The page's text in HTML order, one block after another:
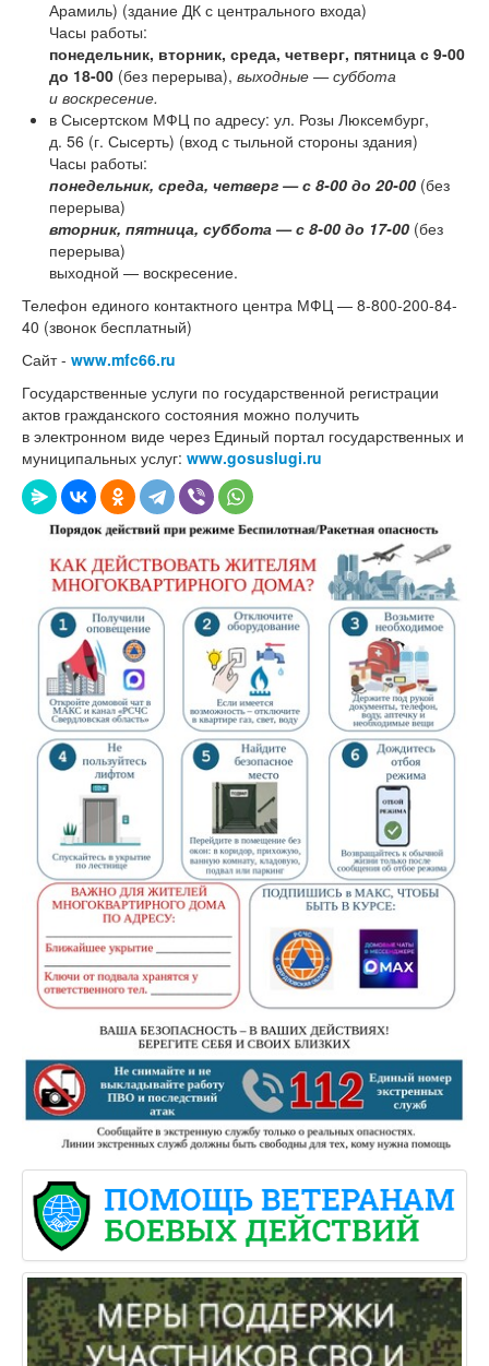
Арамиль) (здание ДК с центрального входа)
Часы работы:
понедельник, вторник, среда, четверг, пятница с 9-00
до 18-00 (без перерыва), выходные — суббота
и воскресение.
в Сысертском МФЦ по адресу: ул. Розы Люксембург,
д. 56 (г. Сысерть) (вход с тыльной стороны здания)
Часы работы:
понедельник, среда, четверг — с 8-00 до 20-00 (без
перерыва)
вторник, пятница, суббота — с 8-00 до 17-00 (без
перерыва)
выходной — воскресение.
Телефон единого контактного центра МФЦ — 8-800-200-84-
40 (звонок бесплатный)
Сайт - www.mfc66.ru
Государственные услуги по государственной регистрации
актов гражданского состояния можно получить
в электронном виде через Единый портал государственных и
муниципальных услуг: www.gosuslugi.ru